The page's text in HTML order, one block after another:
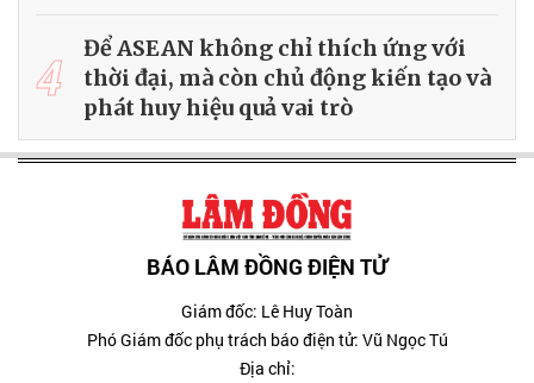
4
Để ASEAN không chỉ thích ứng với
thời đại, mà còn chủ động kiến tạo và
phát huy hiệu quả vai trò
BÁO LÂM ĐỒNG ĐIỆN TỬ
Giám đốc: Lê Huy Toàn
Phó Giám đốc phụ trách báo điện tử: Vũ Ngọc Tú
Địa chỉ: